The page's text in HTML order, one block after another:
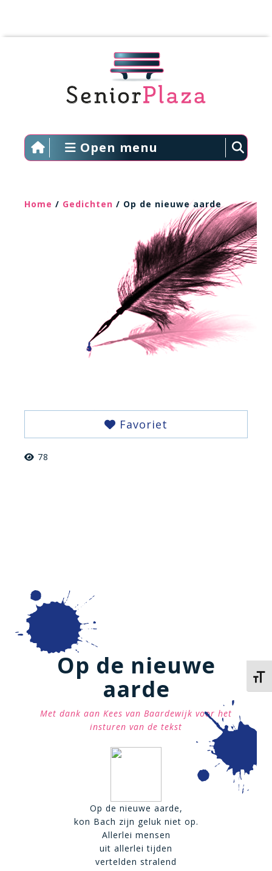
Open menu
Home / Gedichten / Op de nieuwe aarde
Favoriet
78
Op de nieuwe
aarde
Met dank aan Kees van Baardewijk voor het
insturen van de tekst
Op de nieuwe aarde,
kon Bach zijn geluk niet op.
Allerlei mensen
uit allerlei tijden
vertelden stralend